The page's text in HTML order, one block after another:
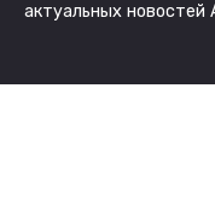
актуальных новостей